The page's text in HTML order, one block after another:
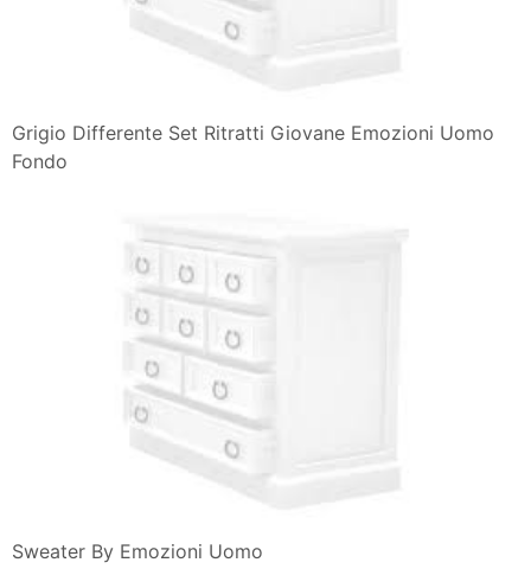
Grigio Differente Set Ritratti Giovane Emozioni Uomo
Fondo
Sweater By Emozioni Uomo